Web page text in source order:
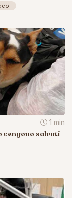
1 min
vengono salvati